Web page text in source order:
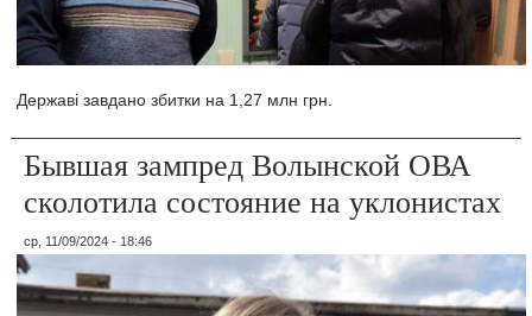
Державі завдано збитки на 1,27 млн грн.
Бывшая зампред Волынской ОВА
сколотила состояние на уклонистах
ср, 11/09/2024 - 18:46